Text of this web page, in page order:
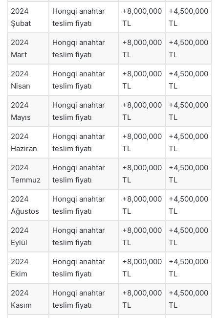
2024
Şubat
Hongqi anahtar
teslim fiyatı
+8,000,000
TL
+4,500,000
TL
2024
Mart
Hongqi anahtar
teslim fiyatı
+8,000,000
TL
+4,500,000
TL
2024
Nisan
Hongqi anahtar
teslim fiyatı
+8,000,000
TL
+4,500,000
TL
2024
Mayıs
Hongqi anahtar
teslim fiyatı
+8,000,000
TL
+4,500,000
TL
2024
Haziran
Hongqi anahtar
teslim fiyatı
+8,000,000
TL
+4,500,000
TL
2024
Temmuz
Hongqi anahtar
teslim fiyatı
+8,000,000
TL
+4,500,000
TL
2024
Ağustos
Hongqi anahtar
teslim fiyatı
+8,000,000
TL
+4,500,000
TL
2024
Eylül
Hongqi anahtar
teslim fiyatı
+8,000,000
TL
+4,500,000
TL
2024
Ekim
Hongqi anahtar
teslim fiyatı
+8,000,000
TL
+4,500,000
TL
2024
Kasım
Hongqi anahtar
teslim fiyatı
+8,000,000
TL
+4,500,000
TL